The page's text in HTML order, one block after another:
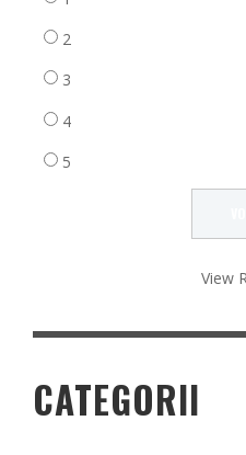
2
3
4
5
View
CATEGORII